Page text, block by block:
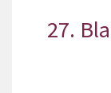
27.